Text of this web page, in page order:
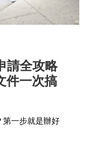
請全攻略
件一次搞
一步就是辦好